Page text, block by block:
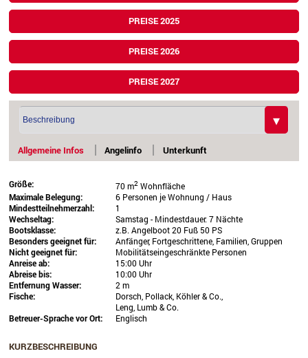
PREISE 2025
PREISE 2026
PREISE 2027
Allgemeine Infos Angelinfo Unterkunft
Größe: 70 m2 Wohnfläche
Maximale Belegung:
6 Personen je Wohnung / Haus
Mindestteilnehmerzahl:
1
Wechseltag:
Samstag - Mindestdauer: 7 Nächte
Bootsklasse:
z.B. Angelboot 20 Fuß 50 PS
Besonders geeignet für:
Anfänger, Fortgeschrittene, Familien, Gruppen
Nicht geeignet für:
Mobilitätseingeschränkte Personen
Anreise ab:
15:00 Uhr
Abreise bis:
10:00 Uhr
Entfernung Wasser:
2 m
Fische:
Dorsch, Pollack, Köhler & Co.,
Leng, Lumb & Co.
Betreuer-Sprache vor Ort:
Englisch
KURZBESCHREIBUNG